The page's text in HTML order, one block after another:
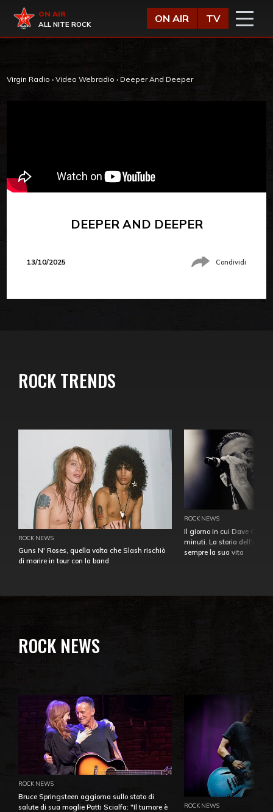
Virgin Radio
ON AIR
ALL NITE ROCK
ON AIR TV
Virgin Radio › Video Webradio › Deeper And Deeper
DEEPER AND DEEPER
13/10/2025 Condividi
ROCK TRENDS
ROCK NEWS
Guns N' Roses, quella volta che Slash rischiò
di morire in tour con la band
ROCK NEWS
Il giorno in cui Dave
minuti. La storia
sempre la sua vita
ROCK NEWS
ROCK NEWS
Bruce Springsteen aggiorna sullo stato di
salute di sua moglie Patti Scialfa: "Il tumore è
ROCK NEWS